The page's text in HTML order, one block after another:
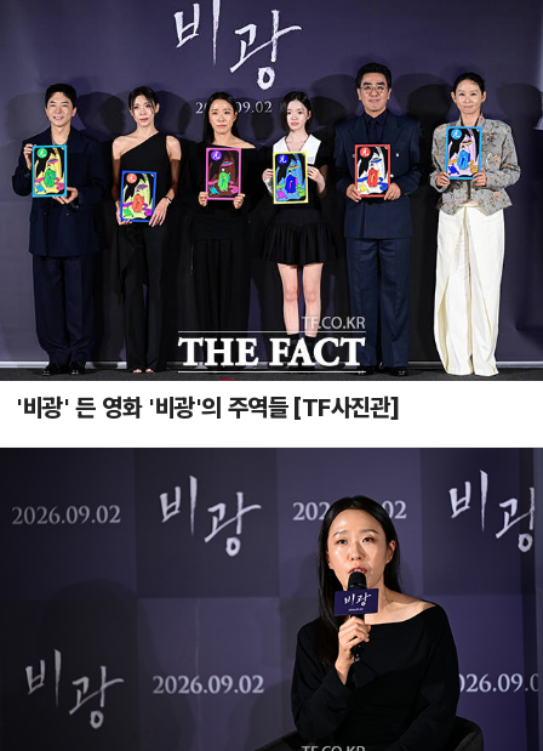
'비광' 든 영화 '비광'의 주역들 [TF사진관]